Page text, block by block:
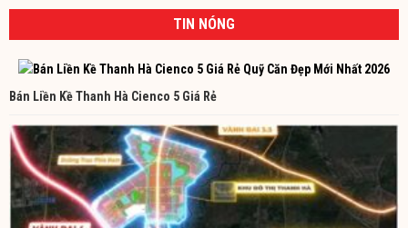
TIN NÓNG
Bán Liền Kề Thanh Hà Cienco 5 Giá Rẻ